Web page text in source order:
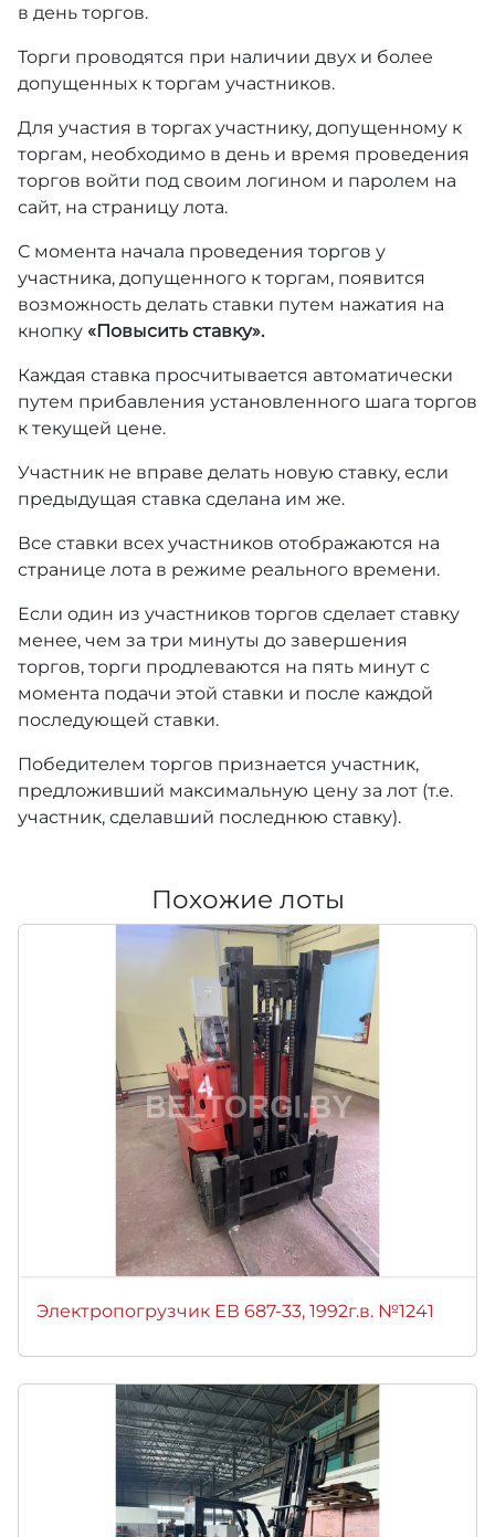
в день торгов.
Торги проводятся при наличии двух и более
допущенных к торгам участников.
Для участия в торгах участнику, допущенному к
торгам, необходимо в день и время проведения
торгов войти под своим логином и паролем на
сайт, на страницу лота.
С момента начала проведения торгов у
участника, допущенного к торгам, появится
возможность делать ставки путем нажатия на
кнопку «Повысить ставку».
Каждая ставка просчитывается автоматически
путем прибавления установленного шага торгов
к текущей цене.
Участник не вправе делать новую ставку, если
предыдущая ставка сделана им же.
Все ставки всех участников отображаются на
странице лота в режиме реального времени.
Если один из участников торгов сделает ставку
менее, чем за три минуты до завершения
торгов, торги продлеваются на пять минут с
момента подачи этой ставки и после каждой
последующей ставки.
Победителем торгов признается участник,
предложивший максимальную цену за лот (т.е.
участник, сделавший последнюю ставку).
Похожие лоты
Электропогрузчик ЕВ 687-33, 1992г.в. №1241